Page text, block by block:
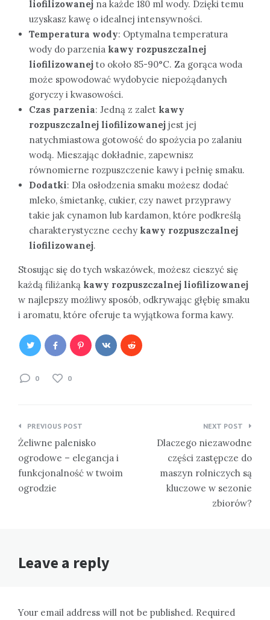
liofilizowanej na każde 180 ml wody. Dzięki temu
uzyskasz kawę o idealnej intensywności.
Temperatura wody: Optymalna temperatura
wody do parzenia kawy rozpuszczalnej
liofilizowanej to około 85-90°C. Za gorąca woda
może spowodować wydobycie niepożądanych
goryczy i kwasowości.
Czas parzenia: Jedną z zalet kawy
rozpuszczalnej liofilizowanej jest jej
natychmiastowa gotowość do spożycia po zalaniu
wodą. Mieszając dokładnie, zapewnisz
równomierne rozpuszczenie kawy i pełnię smaku.
Dodatki: Dla osłodzenia smaku możesz dodać
mleko, śmietankę, cukier, czy nawet przyprawy
takie jak cynamon lub kardamon, które podkreślą
charakterystyczne cechy kawy rozpuszczalnej
liofilizowanej.
Stosując się do tych wskazówek, możesz cieszyć się
każdą filiżanką kawy rozpuszczalnej liofilizowanej
w najlepszy możliwy sposób, odkrywając głębię smaku
i aromatu, które oferuje ta wyjątkowa forma kawy.
0 0
Nawigacja
wpisu
PREVIOUS POST
Żeliwne palenisko
ogrodowe – elegancja i
funkcjonalność w twoim
ogrodzie
NEXT POST
Dlaczego niezawodne
części zastępcze do
maszyn rolniczych są
kluczowe w sezonie
zbiorów?
Leave a reply
Your email address will not be published. Required